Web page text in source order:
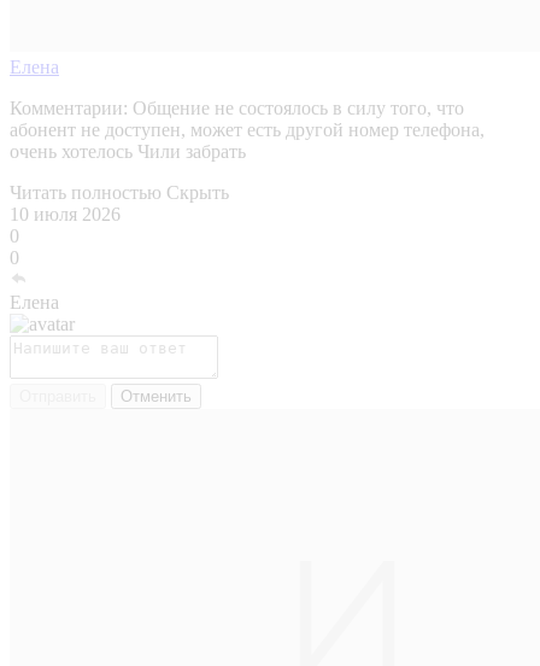
Елена
Комментарии: Общение не состоялось в силу того, что
абонент не доступен, может есть другой номер телефона,
очень хотелось Чили забрать
Читать полностью Скрыть
10 июля 2026
0
0
Елена
Отменить